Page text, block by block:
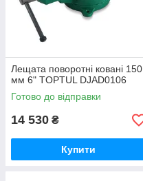
Лещата поворотні ковані 150
мм 6" TOPTUL DJAD0106
Готово до відправки
14 530 ₴
Купити